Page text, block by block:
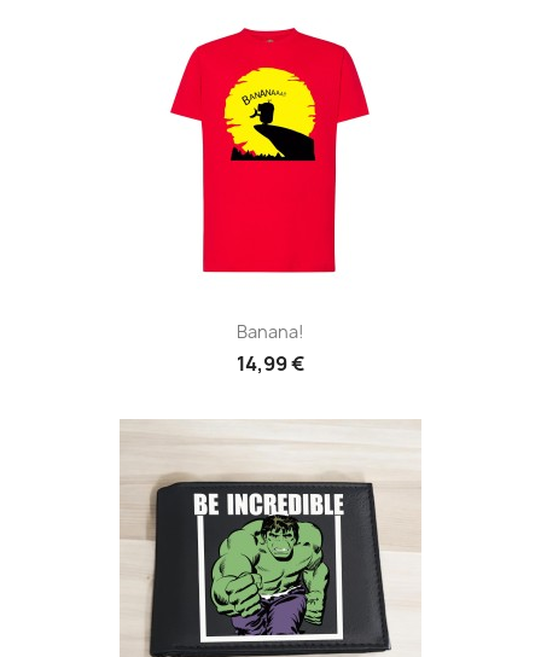
Banana!
14,99 €